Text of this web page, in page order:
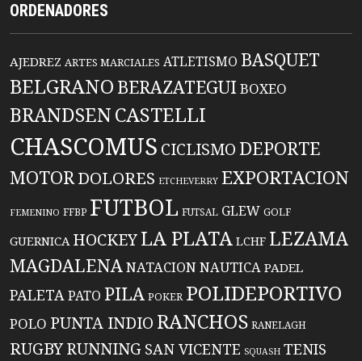
ORDENADORES
AJEDREZ ARTES MARCIALES ATLETISMO BASQUET
BELGRANO BERAZATEGUIBOXEO
BRANDSENCASTELLI
CHASCOMUS CICLISMO DEPORTE
MOTORDOLORES ETCHEVERRY EXPORTACION
FEMENINO FFBP FUTBOL FUTSAL GLEW GOLF
GUERNICA HOCKEYLA PLATA LCHF LEZAMA
MAGDALENANATACIONNAUTICA PADEL
PALETAPATO PILA POKER POLIDEPORTIVO
POLO PUNTA INDIO RANCHOS RANELAGH
RUGBYRUNNING SAN VICENTE SQUASH TENIS